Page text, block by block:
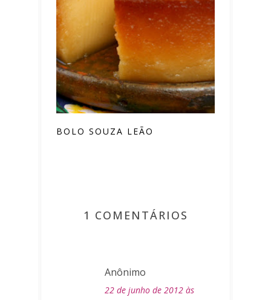
BOLO SOUZA LEÃO
1 COMENTÁRIOS
Anônimo
22 de junho de 2012 às